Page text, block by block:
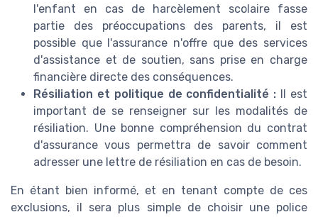
l'enfant en cas de harcèlement scolaire fasse
partie des préoccupations des parents, il est
possible que l'assurance n'offre que des services
d'assistance et de soutien, sans prise en charge
financière directe des conséquences.
Résiliation et politique de confidentialité : Il est
important de se renseigner sur les modalités de
résiliation. Une bonne compréhension du contrat
d'assurance vous permettra de savoir comment
adresser une lettre de résiliation en cas de besoin.
En étant bien informé, et en tenant compte de ces
exclusions, il sera plus simple de choisir une police